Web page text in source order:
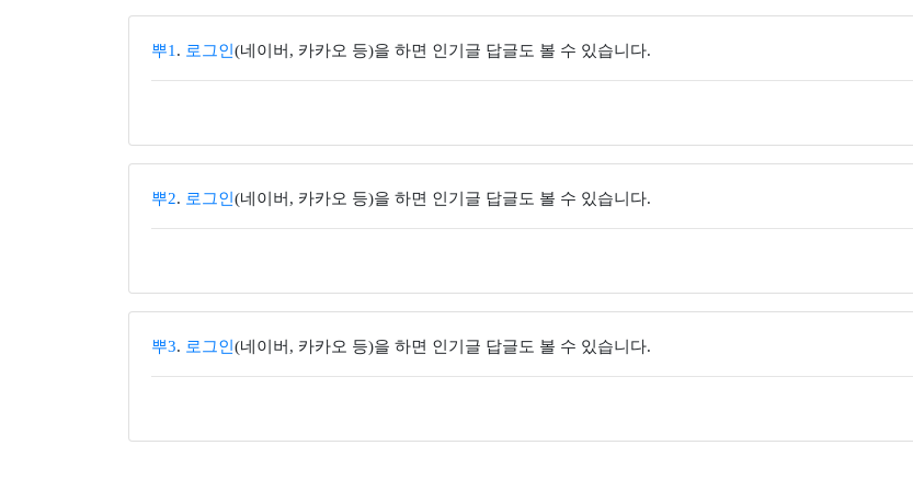
뿌1 . 로그인 (네이버, 카카오 등)을 하면 인기글 답글도 볼 수 있습니다.
뿌2. 로그인 (네이버, 카카오 등)을 하면 인기글 답글도 볼 수 있습니다.
뿌3. 로그인 (네이버, 카카오 등)을 하면 인기글 답글도 볼 수 있습니다.